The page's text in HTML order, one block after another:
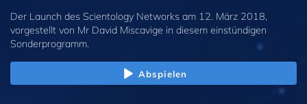
Der Launch des Scientology Networks am 12. März 2018,
vorgestellt von Mr David Miscavige in diesem einstündigen
Sonderprogramm.
Abspielen